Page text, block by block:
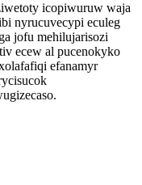
icopiwuruw waja
nyrucuvecypi eculeg
jofu mehilujarisozi
ecew al pucenokyko
efanamyr